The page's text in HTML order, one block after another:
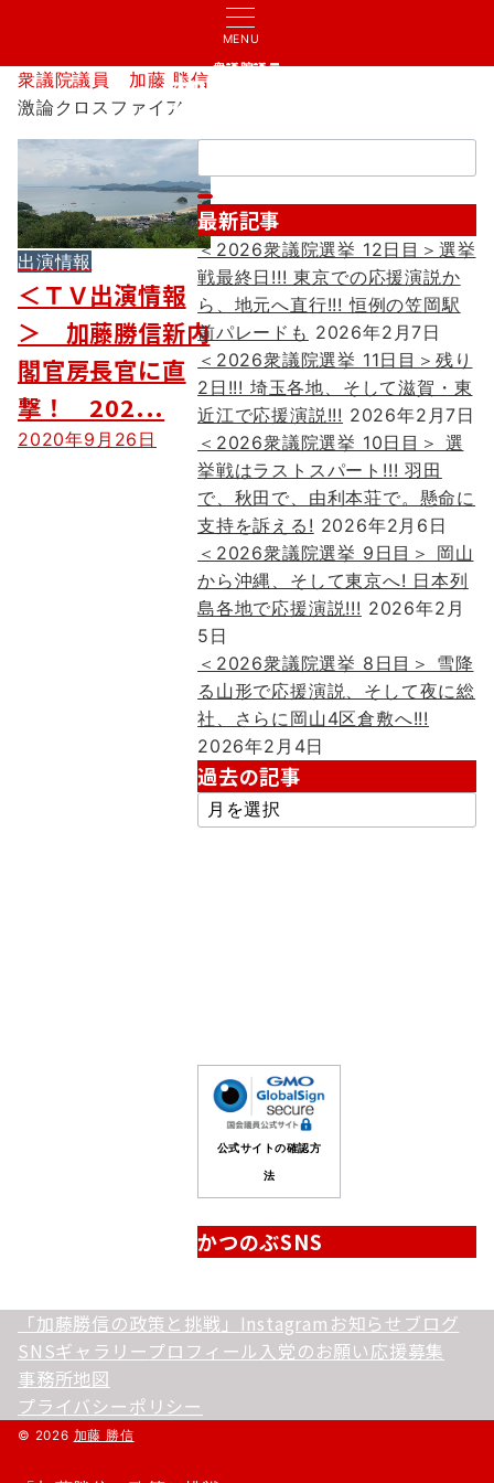
MENU
衆議院議員
加藤 勝信
衆議院議員 加藤 勝信
激論クロスファイア
出演情報
＜ＴＶ出演情報
＞ 加藤勝信新内
閣官房長官に直
撃！ 202...
2020年9月26日
検
索：
最新記事
＜2026衆議院選挙 12日目＞選挙
戦最終日!!! 東京での応援演説か
ら、地元へ直行!!! 恒例の笠岡駅
前パレードも 2026年2月7日
＜2026衆議院選挙 11日目＞残り
2日!!! 埼玉各地、そして滋賀・東
近江で応援演説!!! 2026年2月7日
＜2026衆議院選挙 10日目＞ 選
挙戦はラストスパート!!! 羽田
で、秋田で、由利本荘で。懸命に
支持を訴える! 2026年2月6日
＜2026衆議院選挙 9日目＞ 岡山
から沖縄、そして東京へ! 日本列
島各地で応援演説!!! 2026年2月
5日
＜2026衆議院選挙 8日目＞ 雪降
る山形で応援演説、そして夜に総
社、さらに岡山4区倉敷へ!!!
2026年2月4日
過去の記事
過
去
公式サイトの確認方
法
かつのぶSNS
「加藤勝信の政策と挑戦」 Instagram お知らせ ブログ
SNSギャラリープロフィール 入党のお願い応援募集
事務所地図
プライバシーポリシー
© 2026 加藤 勝信